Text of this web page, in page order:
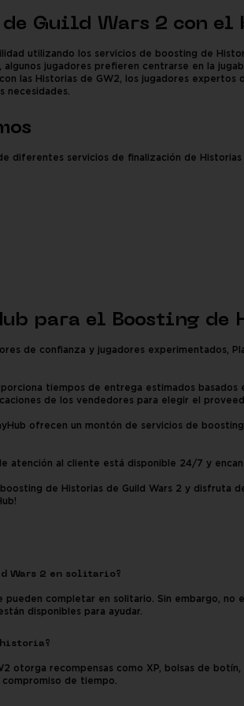
Guild Wars 2 con el
utilizando los servicios de boosting de
algunos jugadores prefieren centrarse en la
las Historias de GW2, los jugadores
necesidades.
diferentes servicios de finalización de Historias
para el Boosting de
de confianza y jugadores experimentados,
tiempos de entrega estimados basados
de los vendedores para elegir el
ofrecen un montón de servicios de
atención al cliente está disponible 24/7 y
de Historias de Guild Wars 2 y disfruta
Wars 2 en solitario?
pueden completar en solitario. Sin embargo,
disponibles para ayudar.
historia?
otorga recompensas como XP, bolsas de
de tiempo.